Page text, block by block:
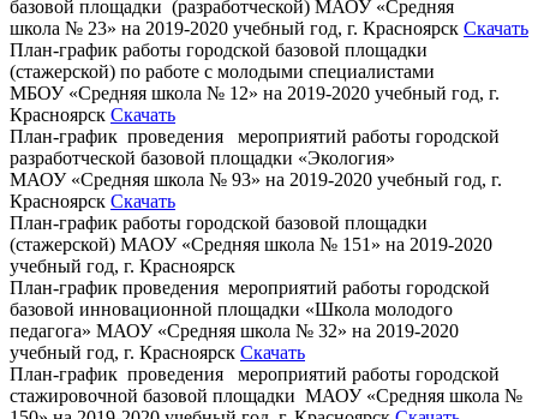
базовой площадки (разработческой) МАОУ «Средняя
школа № 23» на 2019-2020 учебный год, г. Красноярск Скачать
План-график работы городской базовой площадки
(стажерской) по работе с молодыми специалистами
МБОУ «Средняя школа № 12» на 2019-2020 учебный год, г.
Красноярск Скачать
План-график проведения мероприятий работы городской
разработческой базовой площадки «Экология»
МАОУ «Средняя школа № 93» на 2019-2020 учебный год, г.
Красноярск Скачать
План-график работы городской базовой площадки
(стажерской) МАОУ «Средняя школа № 151» на 2019-2020
учебный год, г. Красноярск
План-график проведения мероприятий работы городской
базовой инновационной площадки «Школа молодого
педагога» МАОУ «Средняя школа № 32» на 2019-2020
учебный год, г. Красноярск Скачать
План-график проведения мероприятий работы городской
стажировочной базовой площадки МАОУ «Средняя школа №